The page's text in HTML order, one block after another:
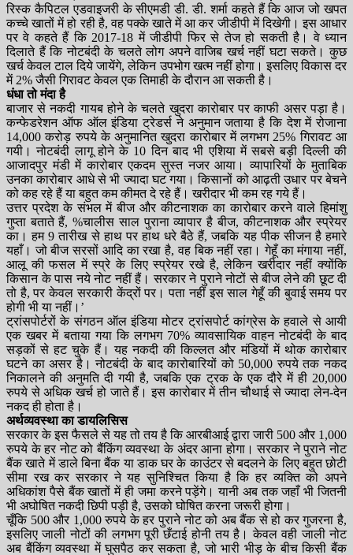
रिस्क कैपिटल एडवाइजरी के सीएमडी डी. डी. शर्मा कहते हैं कि आज जो खपत
कच्चे खातों में हो रही है, वह पक्के खाते में आ कर जीडीपी में दिखेगी। इस आधार
पर वे कहते हैं कि 2017-18 में जीडीपी फिर से तेज हो सकती है। वे ध्यान
दिलाते हैं कि नोटबंदी के चलते लोग अपने वाजिब खर्च नहीं घटा सकते। कुछ
खर्च केवल टाल दिये जायेंगे, लेकिन उपभोग खत्म नहीं होगा। इसलिए विकास दर
में 2% जैसी गिरावट केवल एक तिमाही के दौरान आ सकती है।
धंधा तो मंदा है
बाजार से नकदी गायब होने के चलते खुदरा कारोबार पर काफी असर पड़ा है।
कन्फेडरेशन ऑफ ऑल इंडिया ट्रेडर्स ने अनुमान जताया है कि देश में रोजाना
14,000 करोड़ रुपये के अनुमानित खुदरा कारोबार में लगभग 25% गिरावट आ
गयी। नोटबंदी लागू होने के 10 दिन बाद भी एशिया में सबसे बड़ी दिल्ली की
आजादपुर मंडी में कारोबार एकदम सुस्त नजर आया। व्यापारियों के मुताबिक
उनका कारोबार आधे से भी ज्यादा घट गया। किसानों को आढ़ती उधार पर बेचने
को कह रहे हैं या बहुत कम कीमत दे रहे हैं। खरीदार भी कम रह गये हैं।
उत्तर प्रदेश के संभल में बीज और कीटनाशक का कारोबार करने वाले हिमांशु
गुप्ता बताते हैं, %चालीस साल पुराना व्यापार है बीज, कीटनाशक और स्प्रेयर
का। हम 9 तारीख से हाथ पर हाथ धरे बैठे हैं, जबकि यह पीक सीजन है हमारे
यहाँ। जो बीज सरसों आदि का रखा है, वह बिक नहीं रहा। गेहूँ का मंगाया नहीं,
आलू की फसल में स्प्रे के लिए स्प्रेयर रखे है, लेकिन खरीदार नहीं क्योंकि
किसान के पास नये नोट नहीं हैं। सरकार ने पुराने नोटों से बीज लेने की छूट दी
तो है, पर केवल सरकारी केंद्रों पर। पता नहीं इस साल गेहूँ की बुवाई समय पर
होगी भी या नहीं।’
ट्रांसपोर्टरों के संगठन ऑल इंडिया मोटर ट्रांसपोर्ट कांग्रेस के हवाले से आयी
एक खबर में बताया गया कि लगभग 70% व्यावसायिक वाहन नोटबंदी के बाद
सड़कों से हट चुके हैं। यह नकदी की किल्लत और मंडियों में थोक कारोबार
घटने का असर है। नोटबंदी के बाद कारोबारियों को 50,000 रुपये तक नकद
निकालने की अनुमति दी गयी है, जबकि एक ट्रक के एक दौरे में ही 20,000
रुपये से अधिक खर्च हो जाते हैं। इस कारोबार में तीन चौथाई से ज्यादा लेन-देन
नकद ही होता है।
अर्थव्यवस्था का डायलिसिस
सरकार के इस फैसले से यह तो तय है कि आरबीआई द्वारा जारी 500 और 1,000
रुपये के हर नोट को बैंकिंग व्यवस्था के अंदर आना होगा। सरकार ने पुराने नोट
बैंक खाते में डाले बिना बैंक या डाक घर के काउंटर से बदलने के लिए बहुत छोटी
सीमा रख कर सरकार ने यह सुनिश्चित किया है कि हर व्यक्ति को अपने
अधिकांश पैसे बैंक खातों में ही जमा करने पड़ेंगे। यानी अब तक जहाँ भी जितनी
भी अघोषित नकदी छिपी पड़ी है, उसको घोषित करना जरूरी होगा।
चूँकि 500 और 1,000 रुपये के हर पुराने नोट को अब बैंक से हो कर गुजरना है,
इसलिए जाली नोटों की लगभग पूरी छँटाई होनी तय है। केवल वही जाली नोट
अब बैंकिंग व्यवस्था में घुसपैठ कर सकता है, जो भारी भीड़ के बीच किसी बैंक